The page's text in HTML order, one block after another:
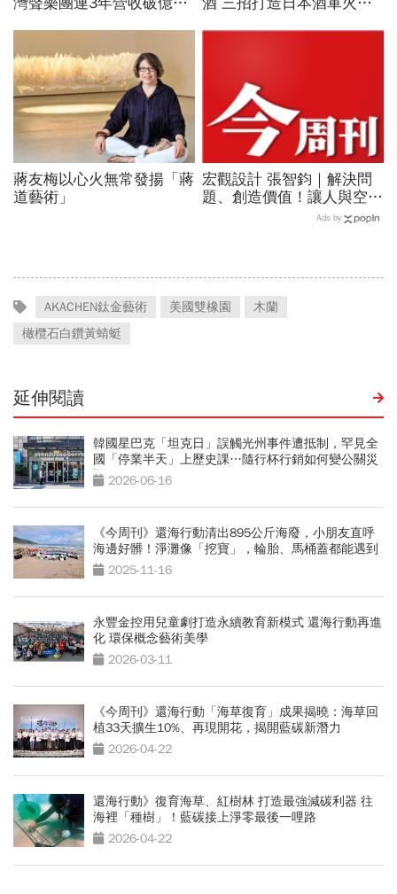
躍前三大代理
蔣友梅以心火無常發揚「蔣
道藝術」
宏觀設計 張智鈞｜解決問
題、創造價值！讓人與空間
Ads by
AKACHEN鈦金藝術 美國雙橡園
木蘭
橄欖石白鑽黃蜻蜓
延伸閱讀
韓國星巴克「坦克日」誤觸光州事件遭抵制，罕見全
國「停業半天」上歷史課…隨行杯行銷如何變公關災
難？2026-06-16
《今周刊》還海行動清出895公斤海廢，小朋友直呼
海邊好髒！淨灘像「挖寶」，輪胎、馬桶蓋都能遇到
2025-11-16
永豐金控用兒童劇打造永續教育新模式 還海行動再進
化 環保概念藝術美學
2026-03-11
《今周刊》還海行動「海草復育」成果揭曉：海草回
植33天擴生10%、再現開花，揭開藍碳新潛力
2026-04-22
還海行動》復育海草、紅樹林 打造最強減碳利器 往
海裡「種樹」！藍碳接上淨零最後一哩路
2026-04-22